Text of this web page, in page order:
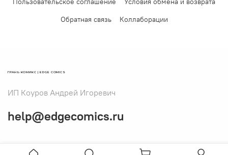
Обратная связь
Коллаборации
ГРАНЬ КОМИКС | EDGE COMICS
ИП Коуров Андрей Игоревич
help@edgecomics.ru